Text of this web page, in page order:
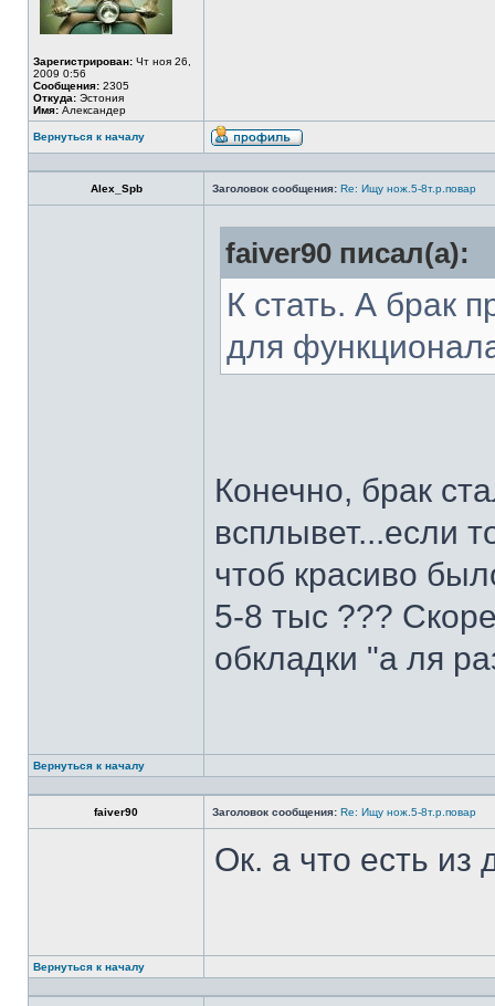
Зарегистрирован: Чт ноя 26,
2009 0:56
Сообщения: 2305
Откуда: Эстония
Имя: Александер
Вернуться к началу
Alex_Spb Заголовок сообщения: Re: Ищу нож.5-8т.р.повар
faiver90 писал(а):
К стать. А брак
для
Конечно, брак
всплывет...если
чтоб красиво
5-8 тыс ???
обкладки "а ля
Вернуться к началу
faiver90 Заголовок сообщения: Re: Ищу нож.5-8т.р.повар
Ок. а что есть из
Вернуться к началу